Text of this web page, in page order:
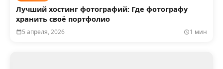
Лучший хостинг фотографий: Где фотографу
хранить своё портфолио
5 апреля, 2026 1 мин